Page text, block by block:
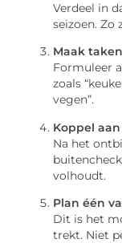
Verdeel in
seizoen. Zo
Maak
Formuleer
zoals
vegen”.
Koppel
Na het
volhoudt.
Plan één
Dit is het
trekt. Niet